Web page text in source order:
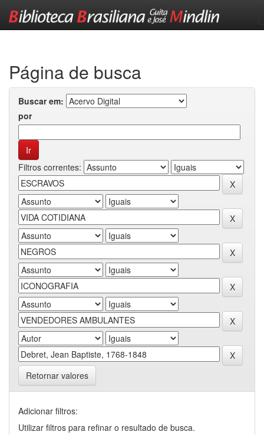
Página de busca
Buscar em:
por
Filtros correntes:
Retornar valores
Adicionar filtros:
Utilizar filtros para refinar o resultado de busca.